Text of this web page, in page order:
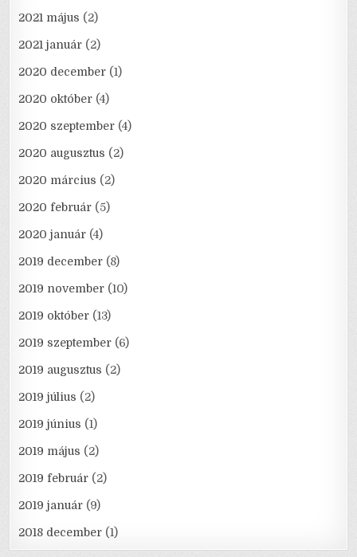
2021 május (2)
2021 január (2)
2020 december (1)
2020 október (4)
2020 szeptember (4)
2020 augusztus (2)
2020 március (2)
2020 február (5)
2020 január (4)
2019 december (8)
2019 november (10)
2019 október (13)
2019 szeptember (6)
2019 augusztus (2)
2019 július (2)
2019 június (1)
2019 május (2)
2019 február (2)
2019 január (9)
2018 december (1)